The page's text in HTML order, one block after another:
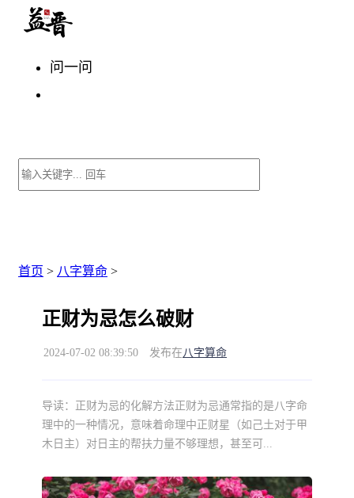
问一问
首页 > 八字算命 >
正财为忌怎么破财
2024-07-02 08:39:50 发布在八字算命
导读：
正财为忌的化解方法正财为忌通常指的是八字命
理中的一种情况，意味着命理中正财星（如己土对于甲
木日主）对日主的帮扶力量不够理想，甚至可...